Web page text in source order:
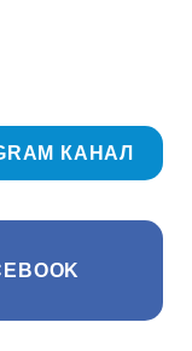
КАНАЛ